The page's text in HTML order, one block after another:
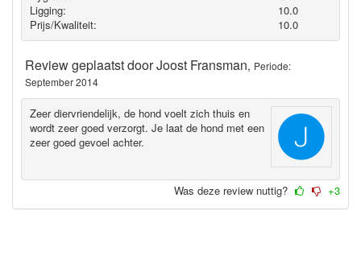
Ligging:
10.0
Prijs/Kwaliteit:
10.0
Review geplaatst doorJoost Fransman, Periode:
September 2014
Zeer diervriendelijk, de hond voelt zich thuis en
wordt zeer goed verzorgt. Je laat de hond met een
zeer goed gevoel achter.
Was deze review nuttig? +3